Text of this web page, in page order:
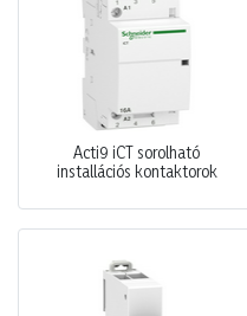
Acti9 iCT sorolható
installációs kontaktorok